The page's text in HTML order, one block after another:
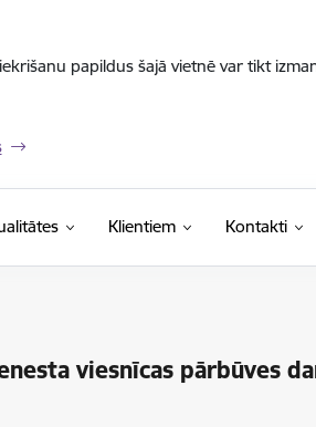
papildus šajā vietnē var tikt
Klientiem Kontakti
viesnīcas pārbūves